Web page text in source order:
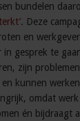
bundelen
. Deze
en
in gesprek te
zijn
kunnen
omdat
én bijdraagt